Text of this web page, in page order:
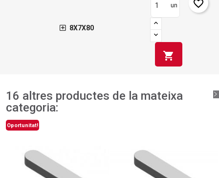
8X7X80
un
shopping_cart
favorite_border
16 altres productes de la mateixa
categoria:
Oportunitat!